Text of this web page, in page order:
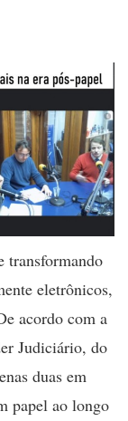
transformando
eletrônicos,
acordo com a
Judiciário, do
duas em
papel ao longo